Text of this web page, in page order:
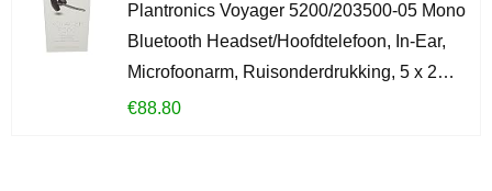
Plantronics Voyager 5200/203500-05 Mono
Bluetooth Headset/Hoofdtelefoon, In-Ear,
Microfoonarm, Ruisonderdrukking, 5 x 2…
€88.80